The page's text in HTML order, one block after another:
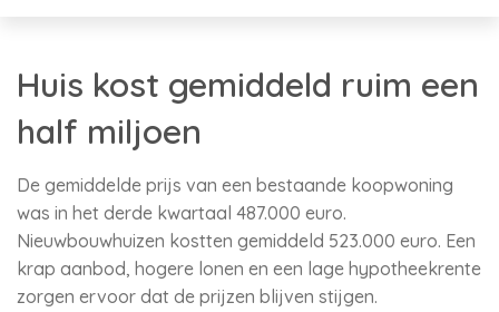
Huis kost gemiddeld ruim een
half miljoen
De gemiddelde prijs van een bestaande koopwoning
was in het derde kwartaal 487.000 euro.
Nieuwbouwhuizen kostten gemiddeld 523.000 euro. Een
krap aanbod, hogere lonen en een lage hypotheekrente
zorgen ervoor dat de prijzen blijven stijgen.